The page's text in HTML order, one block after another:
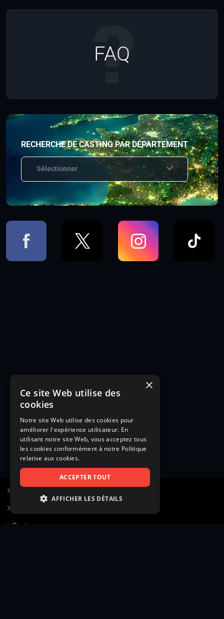
FAQ
RECHERCHE DE CASTING PAR DÉPARTEMENT
Sélectionner
Poster une annonce
×
Ce site Web utilise des
cookies
Notre site Web utilise des cookies pour
améliorer l'expérience utilisateur. En
utilisant notre site Web, vous acceptez tous
les cookies conformément à notre Politique
relative aux cookies.
ACCEPTER TOUT
AFFICHER LES DÉTAILS